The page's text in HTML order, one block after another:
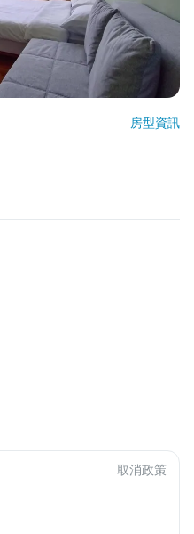
房型資訊
取消政策